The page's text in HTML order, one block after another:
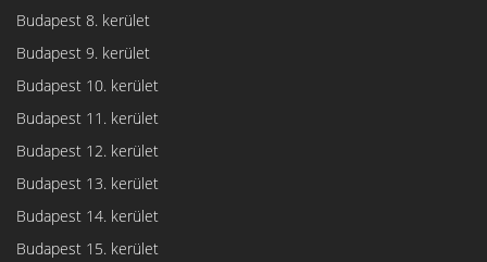
Budapest 8. kerület
Budapest 9. kerület
Budapest 10. kerület
Budapest 11. kerület
Budapest 12. kerület
Budapest 13. kerület
Budapest 14. kerület
Budapest 15. kerület